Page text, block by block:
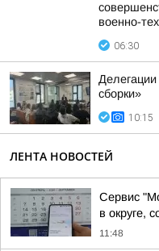
военно-
06:30
Делегации
сборки»
10:15
ЛЕНТА НОВОСТЕЙ
Сервис
в округе,
11:48